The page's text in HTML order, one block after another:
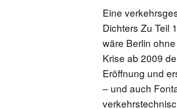
Eine
Dichters Zu Teil
wäre Berlin
Krise ab 2009
Eröffnung und
– und auch